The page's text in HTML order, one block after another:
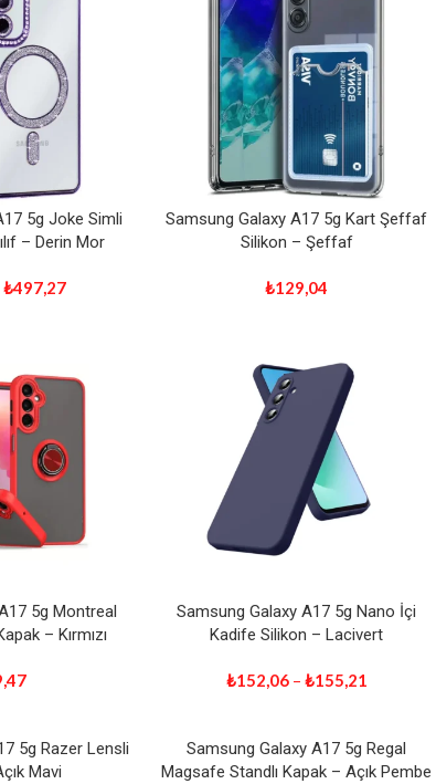
5g Joke Simli
– Derin Mor
₺497,27
Samsung Galaxy A17 5g Kart Şeffaf
Silikon – Şeffaf
₺129,04
5g Montreal
– Kırmızı
Samsung Galaxy A17 5g Nano İçi
Kadife Silikon – Lacivert
₺152,06 – ₺155,21
5g Razer Lensli
Mavi
Samsung Galaxy A17 5g Regal
Magsafe Standlı Kapak – Açık Pembe